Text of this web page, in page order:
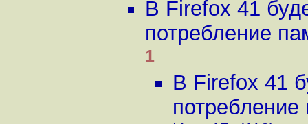
В Firefox 41
потребление
1
В Firefox 41